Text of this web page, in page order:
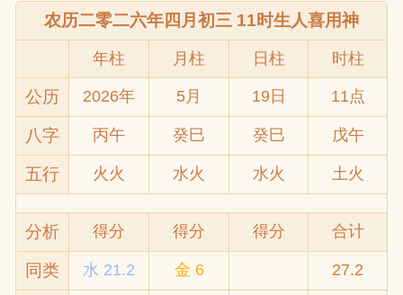
农历二零二六年四月初三 11时生人喜用神
年柱 月柱 日柱 时柱
公历 2026年 5月 19日 11点
八字 丙午 癸巳 癸巳 戊午
五行 火火 水火 水火 土火
分析 得分 得分 得分 合计
同类 水 21.2 金 6 27.2